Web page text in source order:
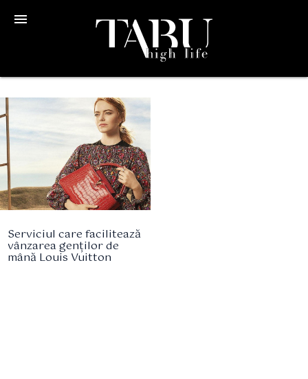
menu
Serviciul care facilitează
vânzarea genților de
mână Louis Vuitton